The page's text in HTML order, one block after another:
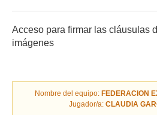
Acceso para firmar las cláusulas
imágenes
Nombre del equipo: FEDERACION
Jugador/a: CLAUDIA